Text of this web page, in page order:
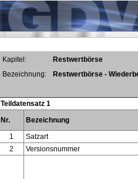
Kapitel:
Restwertbörse
Bezeichnung:
Restwertbörse -
Teildatensatz 1
Nr.
Bezeichnung
1
Satzart
2
Versionsnummer